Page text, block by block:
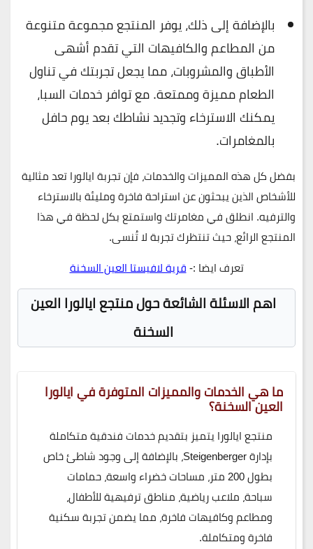
بالإضافة إلى ذلك، يوفر المنتجع مجموعة متنوعة
من المطاعم والكافيهات التي تقدم أشهى
الأطباق والمشروبات، مما يجعل تجربتك في تناول
الطعام مميزة وممتعة. مع توافر خدمات السبا،
يمكنك الاسترخاء وتجديد نشاطك بعد يوم حافل
بالمغامرات.
بفضل كل هذه المميزات والخدمات، فإن تجربة ايالورا تعد مثالية
للأشخاص الذين يبحثون عن استراحة فاخرة ومليئة بالاسترخاء
والترفيه. انطلق في مغامرتك واستمتع بكل لحظة في هذا
المنتجع الرائع، حيث تنتظرك تجربة لا تُنسى.
تعرف ايضا :-قرية لافيستا العين السخنة
اهم الاسئلة الشائعة حول منتجع ايالورا العين
السخنة
ما هي الخدمات والمميزات المتوفرة في ايالورا
العين السخنة؟
منتجع ايالورا يتميز بتقديم خدمات فندقية متكاملة
بإدارة Steigenberger، بالإضافة إلى وجود شاطئ خاص
بطول 200 متر، مساحات خضراء واسعة، حمامات
سباحة، ملاعب رياضية، مناطق ترفيهية للأطفال،
ومطاعم وكافيهات فاخرة، مما يضمن تجربة سكنية
فاخرة ومتكاملة.